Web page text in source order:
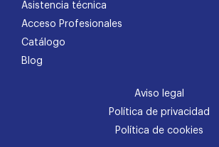
Asistencia técnica
Acceso Profesionales
Catálogo
Blog
Aviso legal
Política de privacidad
Política de cookies